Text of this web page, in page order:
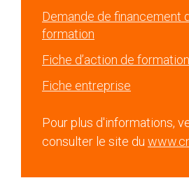
Demande de financement
formation
Fiche d’action de formation
Fiche entreprise
Pour plus d'informations,
consulter le site du